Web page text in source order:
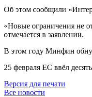
Об этом сообщили
«Новые ограничения не
отмечается в заявлении.
В этом году Минфин
25 февраля ЕС ввёл
Версия для печати
Все новости